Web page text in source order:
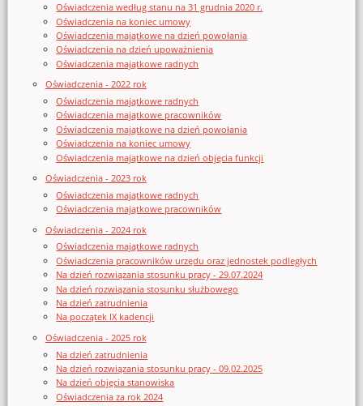
Oświadczenia według stanu na 31 grudnia 2020 r.
Oświadczenia na koniec umowy
Oświadczenia majątkowe na dzień powołania
Oświadczenia na dzień upoważnienia
Oświadczenia majątkowe radnych
Oświadczenia - 2022 rok
Oświadczenia majątkowe radnych
Oświadczenia majątkowe pracowników
Oświadczenia majątkowe na dzień powołania
Oświadczenia na koniec umowy
Oświadczenia majątkowe na dzień objęcia funkcji
Oświadczenia - 2023 rok
Oświadczenia majątkowe radnych
Oświadczenia majątkowe pracowników
Oświadczenia - 2024 rok
Oświadczenia majątkowe radnych
Oświadczenia pracowników urzędu oraz jednostek podległych
Na dzień rozwiązania stosunku pracy - 29.07.2024
Na dzień rozwiązania stosunku służbowego
Na dzień zatrudnienia
Na początek IX kadencji
Oświadczenia - 2025 rok
Na dzień zatrudnienia
Na dzień rozwiązania stosunku pracy - 09.02.2025
Na dzień objęcia stanowiska
Oświadczenia za rok 2024